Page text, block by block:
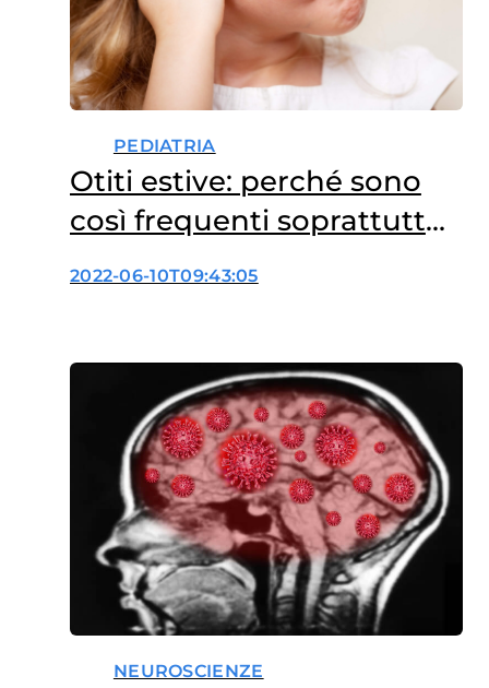
PEDIATRIA
Otiti estive: perché sono
così frequenti soprattutto
nei bambini?
2022-06-10T09:43:05
NEUROSCIENZE